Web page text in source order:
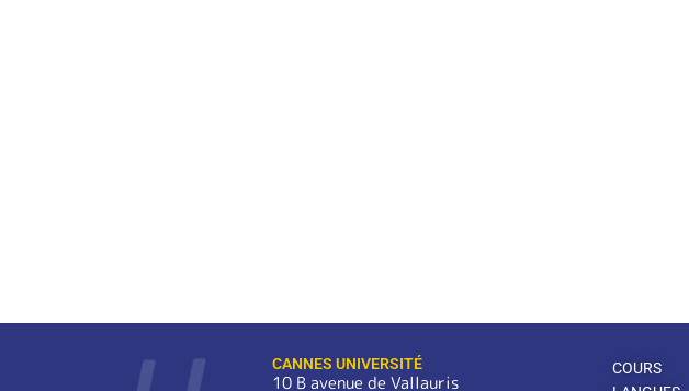
CANNES UNIVERSITÉ
10 B avenue de Vallauris
COURS